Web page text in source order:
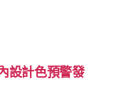
設計色預警發